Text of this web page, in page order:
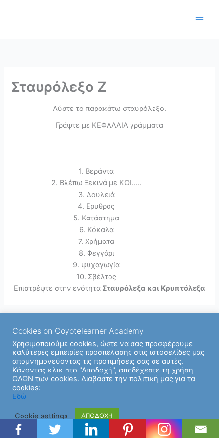
Σταυρόλεξο Z
Λύστε το παρακάτω σταυρόλεξο.
Γράψτε με ΚΕΦΑΛΑΙΑ γράμματα
1. Βεράντα
2. Βλέπω Ξεκινά με ΚΟΙ.....
3. Δουλειά
4. Ερυθρός
5. Κατάστημα
6. Κόκαλα
7. Χρήματα
8. Φεγγάρι
9. ψυχαγωγία
10. Σβέλτος
Επιστρέψτε στην ενότητα Σταυρόλεξα και Κρυπτόλεξα
Copyright © 2026 | Υποστήριξη από
WordPress
Cookies on Coyotelearner Academy
Χρησιμοποιούμε cookies, ώστε να σας προσφέρουμε
καλύτερες εμπειρίες προσπέλασης στις ιστοσελίδες μας
απομνημονεύοντας τις προτιμήσεις σας σε αυτές.
Κάνοντας κλικ στο "Αποδοχή", αποδέχεστε τη χρήση
ΟΛΩΝ των cookies. Διαβάστε την πολιτική μας για τα
cookies:
Εδώ
Cookie settings ΑΠΟΔΟΧΗ